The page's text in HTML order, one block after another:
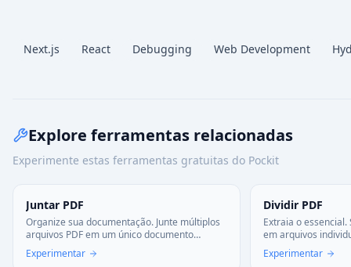
Next.js React Debugging Web Development
Explore ferramentas relacionadas
Experimente estas ferramentas gratuitas do Pockit
Juntar PDF
Organize sua documentação. Junte múltiplos
arquivos PDF em um único documento
ordenado. Arraste, solte e combine
instantaneamente.
Experimentar
Dividir PDF
Extraia o essencial.
em arquivos
específicas para
Experimentar